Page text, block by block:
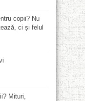
copii? Nu
ci și felul
Mituri,